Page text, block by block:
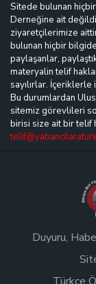
Sitede bulunan
Derneğine ait
ziyaretçilerimize
bulunan hiçbir
paylaşanlar,
materyalin telif
sayılırlar.
Bu durumlardan
sitemiz görevlileri
birisi size ait bir telif
Duyuru,